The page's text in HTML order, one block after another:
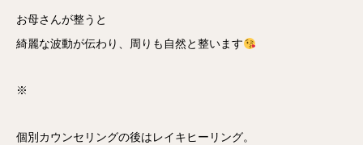
お母さんが整うと
綺麗な波動が伝わり、周りも自然と整います
※
個別カウンセリングの後はレイキヒーリング。